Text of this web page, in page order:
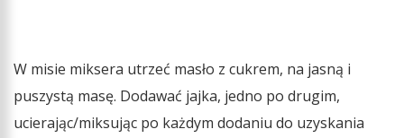
W misie miksera utrzeć masło z cukrem, na jasną i
puszystą masę. Dodawać jajka, jedno po drugim,
ucierając/miksując po każdym dodaniu do uzyskania